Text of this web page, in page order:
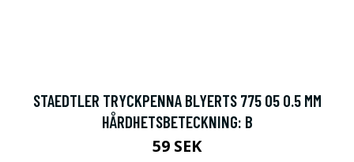
STAEDTLER TRYCKPENNA BLYERTS 775 05 0.5 MM
HÅRDHETSBETECKNING: B
59 SEK